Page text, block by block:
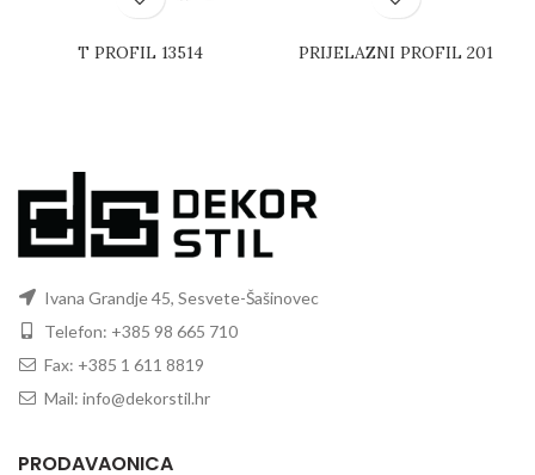
T PROFIL 13514 PRIJELAZNI PROFIL 201
Ivana Grandje 45, Sesvete-Šašinovec
Telefon: +385 98 665 710
Fax: +385 1 611 8819
Mail: info@dekorstil.hr
PRODAVAONICA